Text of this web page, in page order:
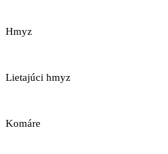
Hmyz
Lietajúci hmyz
Komáre